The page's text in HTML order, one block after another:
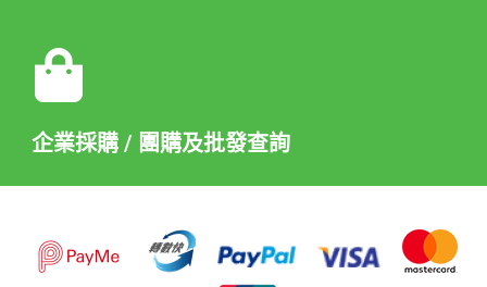
企業採購 / 團購及批發查詢